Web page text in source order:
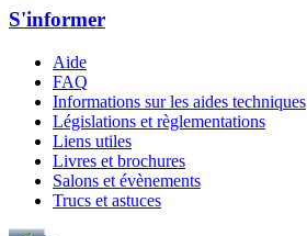
S'informer
Aide
FAQ
Informations sur les aides techniques
Législations et règlementations
Liens utiles
Livres et brochures
Salons et évènements
Trucs et astuces